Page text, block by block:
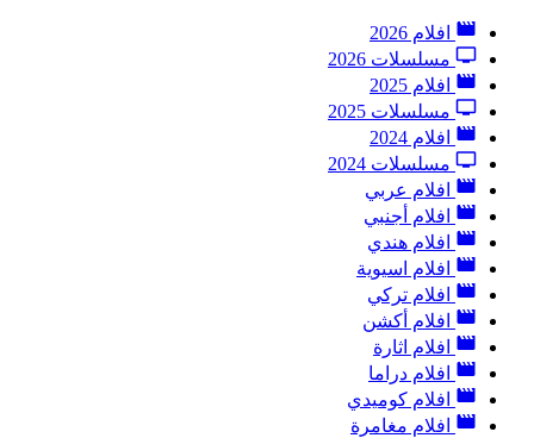
افلام 2026
مسلسلات 2026
افلام 2025
مسلسلات 2025
افلام 2024
مسلسلات 2024
افلام عربي
افلام أجنبي
افلام هندي
افلام اسيوية
افلام تركي
افلام أكشن
افلام اثارة
افلام دراما
افلام كوميدي
افلام مغامرة